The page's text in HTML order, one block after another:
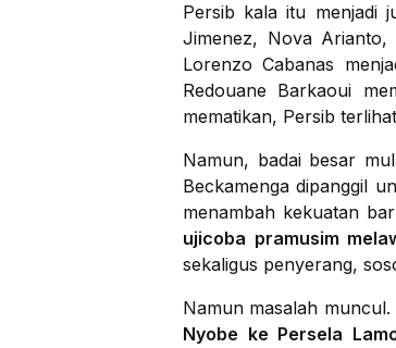
Persib kala itu menjadi
Jimenez, Nova
Lorenzo Cabanas
Redouane Barkaoui
mematikan, Persib
Namun, badai besar
Beckamenga dipanggil
menambah kekuatan
ujicoba pramusim
sekaligus penyerang,
Namun masalah
Nyobe ke Persela